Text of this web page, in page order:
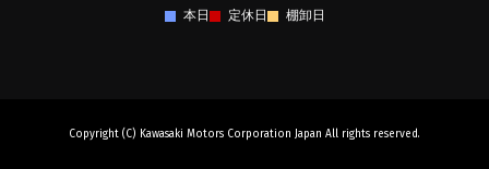
本日 定休日 棚卸日
Copyright (C) Kawasaki Motors Corporation Japan All rights reserved.